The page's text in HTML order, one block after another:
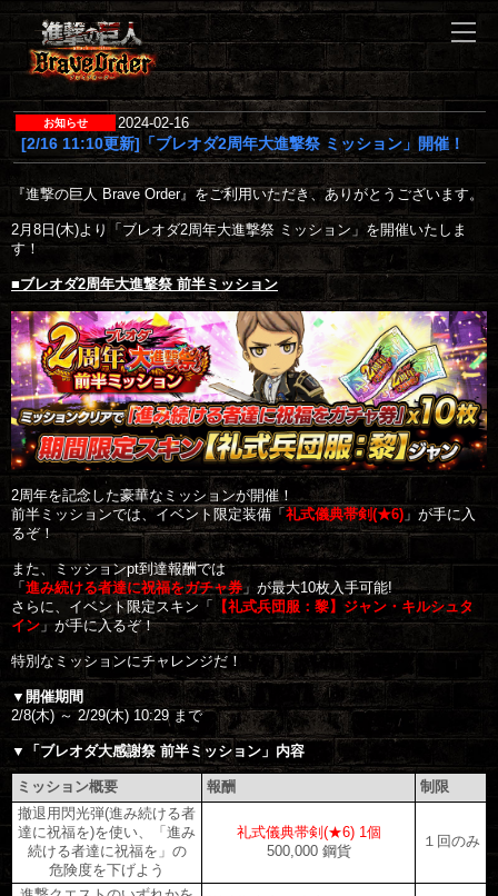
2024-02-16
[2/16 11:10更新]「ブレオダ2周年大進撃祭 ミッション」開催！
『進撃の巨人 Brave Order』をご利用いただき、ありがとうございます。
2月8日(木)より「ブレオダ2周年大進撃祭 ミッション」を開催いたしま
す！
■ブレオダ2周年大進撃祭 前半ミッション
2周年を記念した豪華なミッションが開催！
前半ミッションでは、イベント限定装備「礼式儀典帯剣(★6)」が手に入
るぞ！
また、ミッションpt到達報酬では
「進み続ける者達に祝福をガチャ券」が最大10枚入手可能!
さらに、イベント限定スキン「 【礼式兵団服：黎】ジャン・キルシュタ
イン 」が手に入るぞ！
特別なミッションにチャレンジだ！
▼開催期間
2/8(木) ～ 2/29(木) 10:29 まで
▼「ブレオダ大感謝祭 前半ミッション 」内容
ミッション概要 報酬
制限
撤退用閃光弾(進み続ける者
達に祝福を)を使い、「進み
続ける者達に祝福を」の
危険度を下げよう
礼式儀典帯剣(★6) 1個
500,000 鋼貨
１回のみ